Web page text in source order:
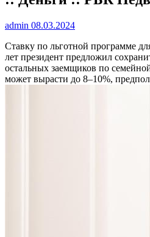
admin 08.03.2024
Ставку по льготной программе
лет президент предложил
остальных заемщиков по
может вырасти до 8–10%,